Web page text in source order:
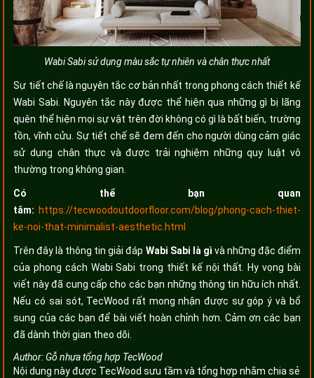
Wabi Sabi sử dụng màu sắc tự nhiên và chân thực nhất
Sự tiết chế là nguyên tắc cơ bản nhất trong phong cách thiết kế
Wabi Sabi. Nguyên tắc này được thể hiện qua những gì bị lãng
quên thể hiện mọi sự vật trên đời không có gì là bất biến, trường
tồn, vĩnh cửu. Sự tiết chế sẽ đem đến cho người dùng cảm giác
sử dụng chân thực và được trải nghiệm những quy luật vô
thường trong không gian.
Có thể bạn quan
tâm: https://tecwoodoutdoorfloor.com/blog/phong-cach-thiet-
ke-noi-that-minimalist-aesthetic.html
Trên đây là thông tin giải đáp Wabi Sabi là gì và những đặc điểm
của phong cách Wabi Sabi trong thiết kế nội thất. Hy vọng bài
viết này đã cung cấp cho các bạn những thông tin hữu ích nhất.
Nếu có sai sót, TecWood rất mong nhận được sự góp ý và bổ
sung của các bạn để bài viết hoàn chỉnh hơn. Cảm ơn các bạn
đã dành thời gian theo dõi.
Author:Gỗ nhựa tổng hợp TecWood
Nội dung này được TecWood sưu tầm và tổng hợp nhằm chia sẻ